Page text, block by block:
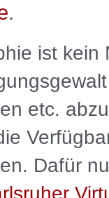
.
ist kein
etc.
Dafür